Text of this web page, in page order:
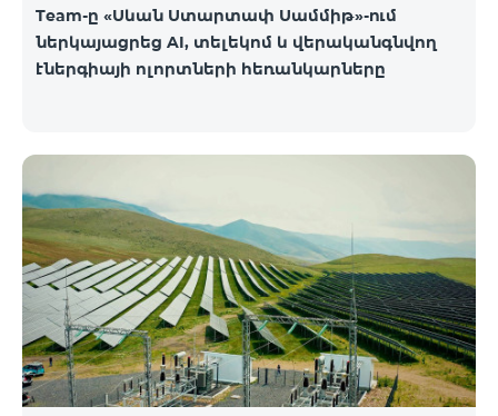
Team-ը «Սևան Ստարտափ Սամմիթ»-ում
ներկայացրեց AI, տելեկոմ և վերականգնվող
էներգիայի ոլորտների հեռանկարները